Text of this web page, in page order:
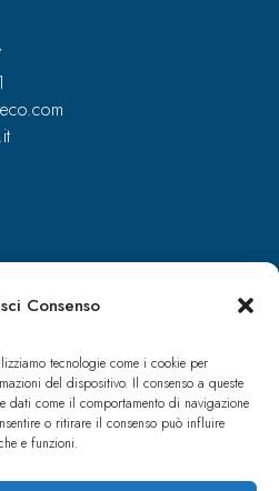
Consenso
tecnologie come i cookie per
del dispositivo. Il consenso a queste
dati come il comportamento di navigazione
o ritirare il consenso può influire
e funzioni.